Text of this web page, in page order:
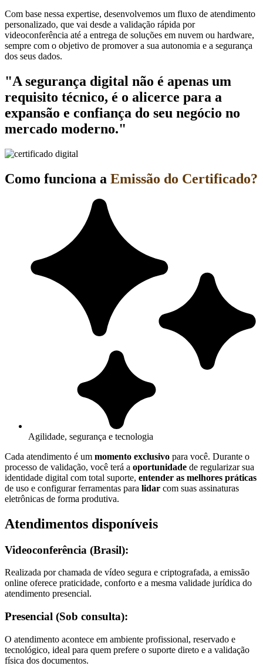
Com base nessa expertise, desenvolvemos um fluxo de atendimento
personalizado, que vai desde a validação rápida por
videoconferência até a entrega de soluções em nuvem ou hardware,
sempre com o objetivo de promover a sua autonomia e a segurança
dos seus dados.
"A segurança digital não é apenas um
requisito técnico, é o alicerce para a
expansão e confiança do seu negócio no
mercado moderno."
Como funciona a Emissão do Certificado?
Agilidade, segurança e tecnologia
Cada atendimento é um momento exclusivo para você. Durante o
processo de validação, você terá a oportunidade de regularizar sua
identidade digital com total suporte, entender as melhores práticas
de uso e configurar ferramentas para lidar com suas assinaturas
eletrônicas de forma produtiva.
Atendimentos disponíveis
Videoconferência (Brasil):
Realizada por chamada de vídeo segura e criptografada, a emissão
online oferece praticidade, conforto e a mesma validade jurídica do
atendimento presencial.
Presencial (Sob consulta):
O atendimento acontece em ambiente profissional, reservado e
tecnológico, ideal para quem prefere o suporte direto e a validação
física dos documentos.